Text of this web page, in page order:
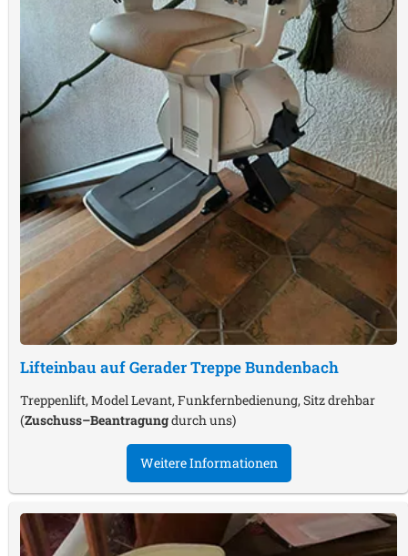
Lifteinbau auf Gerader TreppeBundenbach
Treppenlift, Model Levant, Funkfernbedienung, Sitz drehbar
(Zuschuss–Beantragungdurch uns)
Weitere Informationen